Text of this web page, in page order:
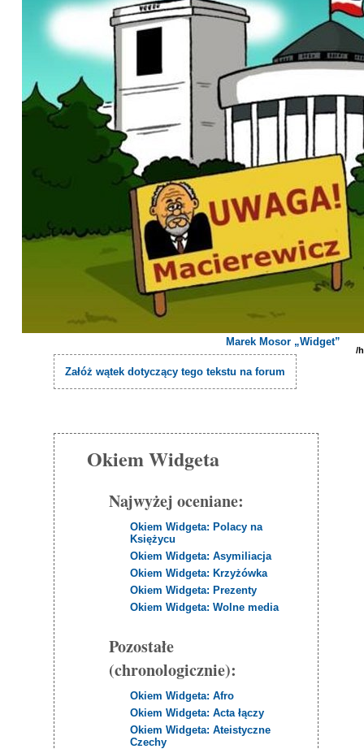
Marek Mosor „Widget”
Załóż wątek dotyczący tego tekstu na forum
Okiem Widgeta
Najwyżej oceniane:
Okiem Widgeta: Polacy na
Księżycu
Okiem Widgeta: Asymiliacja
Okiem Widgeta: Krzyżówka
Okiem Widgeta: Prezenty
Okiem Widgeta: Wolne media
Pozostałe
(chronologicznie):
Okiem Widgeta: Afro
Okiem Widgeta: Acta łączy
Okiem Widgeta: Ateistyczne
Czechy
/